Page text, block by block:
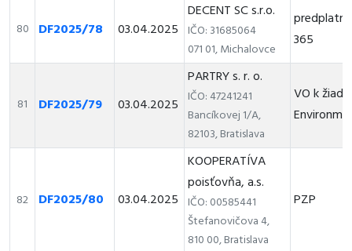
80 DF2025/78 03.04.2025
DECENT SC s.r.o.
IČO: 31685064
071 01, Michalovce
365
81 DF2025/79 03.04.2025
PARTRY s. r. o.
IČO: 47241241
Bancíkovej 1/A,
82103, Bratislava
VO k
82 DF2025/80 03.04.2025
KOOPERATÍVA
poisťovňa, a.s.
IČO: 00585441
Štefanovičova 4,
810 00, Bratislava
PZP